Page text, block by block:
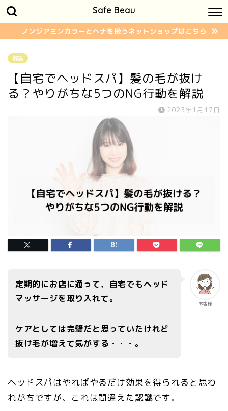
Safe Beau
ノンジアミンカラーとヘナを扱うネットショップはこちら
解説
【自宅でヘッドスパ】髪の毛が抜け
る？やりがちな5つのNG行動を解説
2023年1月17日
お客様
定期的にお店に通って、自宅でもヘッド
マッサージを取り入れて。
ケアとしては完璧だと思っていたけれど
抜け毛が増えて気がする・・・。
ヘッドスパはやればやるだけ効果を得られると思わ
れがちですが、これは間違えた認識です。